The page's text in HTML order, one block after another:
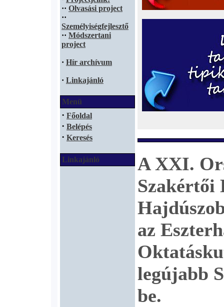
·· Olvasási project
··
Személyiségfejlesztő
·· Módszertani
project
· Hír archívum
· Linkajánló
Menü
· Főoldal
· Belépés
· Keresés
Linkajánló
A XXI.
Szakértői
az
legújabb
be.